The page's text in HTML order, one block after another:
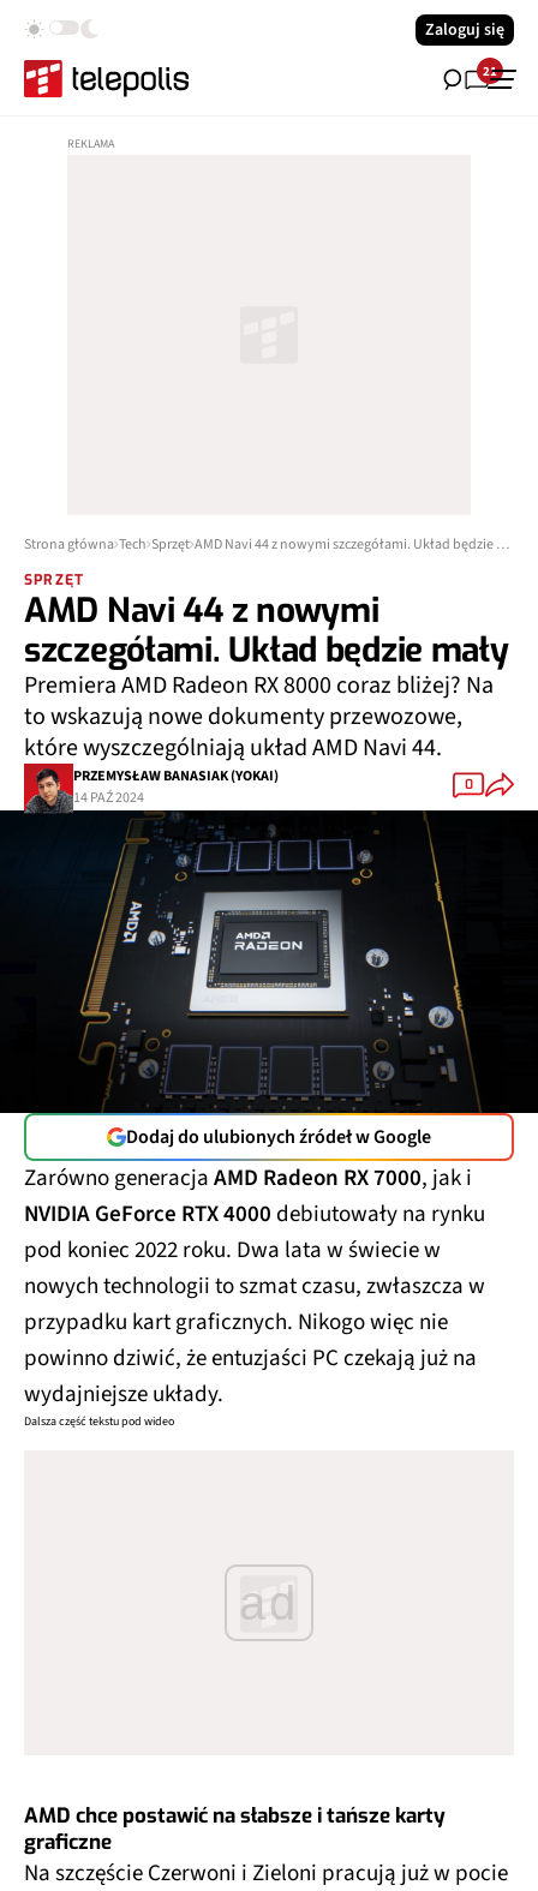
Zaloguj się
21
Strona główna Tech Sprzęt AMD Navi 44 z nowymi szczegółami. Układ będzie mały
SPRZĘT
AMD Navi 44 z nowymi
szczegółami. Układ będzie mały
Premiera AMD Radeon RX 8000 coraz bliżej? Na
to wskazują nowe dokumenty przewozowe,
które wyszczególniają układ AMD Navi 44.
PRZEMYSŁAW BANASIAK (YOKAI)
14 PAŹ 2024
0
Dodaj do ulubionych źródeł w Google
Zarówno generacjaAMD Radeon RX 7000, jak i
NVIDIA GeForce RTX 4000 debiutowały na rynku
pod koniec 2022 roku. Dwa lata w świecie w
nowych technologii to szmat czasu, zwłaszcza w
przypadku kart graficznych. Nikogo więc nie
powinno dziwić, że entuzjaści PC czekają już na
wydajniejsze układy.
Dalsza część tekstu pod wideo
ad
AMD chce postawić na słabsze i tańsze karty
graficzne
Na szczęście Czerwoni i Zieloni pracują już w pocie